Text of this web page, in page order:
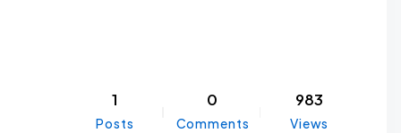
1
Posts
0
Comments
983
Views